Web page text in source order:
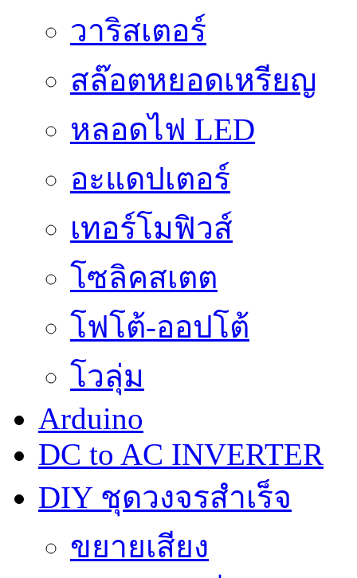
วาริสเตอร์
สล๊อตหยอดเหรียญ
หลอดไฟ LED
อะแดปเตอร์
เทอร์โมฟิวส์
โซลิคสเตต
โฟโต้-ออปโต้
โวลุ่ม
Arduino
DC to AC INVERTER
DIY ชุดวงจรสำเร็จ
ขยายเสียง